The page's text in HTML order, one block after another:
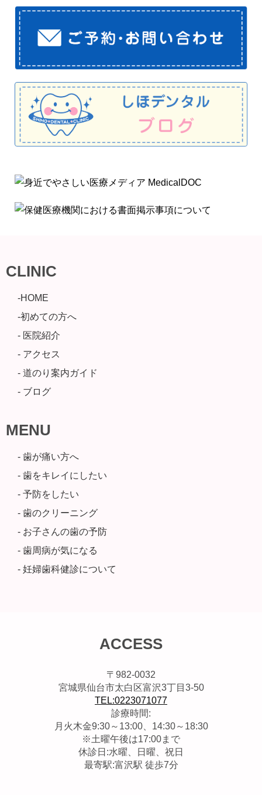
CLINIC
-HOME
-初めての方へ
- 医院紹介
- アクセス
- 道のり案内ガイド
- ブログ
MENU
- 歯が痛い方へ
- 歯をキレイにしたい
- 予防をしたい
- 歯のクリーニング
- お子さんの歯の予防
- 歯周病が気になる
- 妊婦歯科健診について
ACCESS
〒982-0032
宮城県仙台市太白区富沢3丁目3-50
TEL:0223071077
診療時間:
月火木金9:30～13:00、14:30～18:30
※土曜午後は17:00まで
休診日:水曜、日曜、祝日
最寄駅:富沢駅 徒歩7分